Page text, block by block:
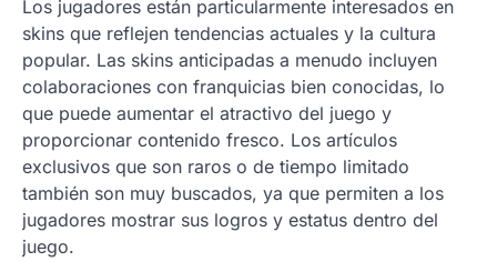
Los jugadores están particularmente interesados en
skins que reflejen tendencias actuales y la cultura
popular. Las skins anticipadas a menudo incluyen
colaboraciones con franquicias bien conocidas, lo
que puede aumentar el atractivo del juego y
proporcionar contenido fresco. Los artículos
exclusivos que son raros o de tiempo limitado
también son muy buscados, ya que permiten a los
jugadores mostrar sus logros y estatus dentro del
juego.